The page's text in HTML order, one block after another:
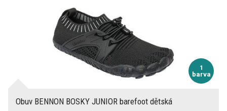
1
barva
Obuv BENNON BOSKY JUNIOR barefoot dětská